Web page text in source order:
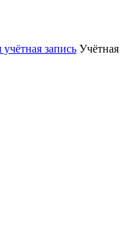
запись Учётная